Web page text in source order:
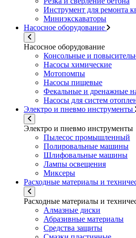
Инструмент для ремонта
Миниэкскаваторы
Насосное оборудование
Насосное оборудование
Консольные и
Насосы химические
Мотопомпы
Насосы пищевые
Фекальные и дренажные
Насосы для систем
Электро и пневмо инструменты
Электро и пневмо инструменты
Пылесос промышленный
Полировальные машины
Шлифовальные машины
Лампы освещения
Миксеры
Расходные материалы и
Расходные материалы и
Алмазные диски
Абразивные материалы
Средства защиты